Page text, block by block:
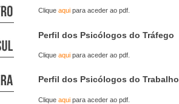
Clique aqui para aceder ao pdf.
Perfil dos Psicólogos do Tráfego
Clique aqui para aceder ao pdf.
Perfil dos Psicólogos do Trabalho
Clique aqui para aceder ao pdf.